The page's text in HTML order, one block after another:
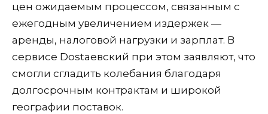
цен ожидаемым процессом, связанным с
ежегодным увеличением издержек —
аренды, налоговой нагрузки и зарплат. В
сервисе Dostaевский при этом заявляют, что
смогли сгладить колебания благодаря
долгосрочным контрактам и широкой
географии поставок.